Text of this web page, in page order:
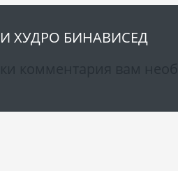
ХУДРО БИНАВИСЕД